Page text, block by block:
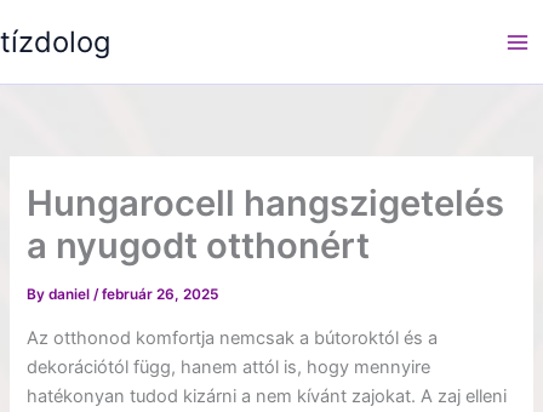
to
tízdolog
Hungarocell hangszigetelés
a nyugodt otthonért
Bydaniel/február 26, 2025
Az otthonod komfortja nemcsak a bútoroktól és a
dekorációtól függ, hanem attól is, hogy mennyire
hatékonyan tudod kizárni a nem kívánt zajokat. A zaj elleni